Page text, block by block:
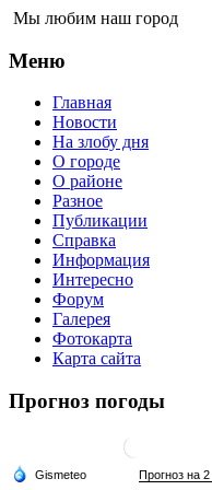
Мы любим наш город
Меню
Главная
Новости
На злобу дня
О городе
О районе
Разное
Публикации
Справка
Информация
Интересно
Форум
Галерея
Фотокарта
Карта сайта
Прогноз погоды